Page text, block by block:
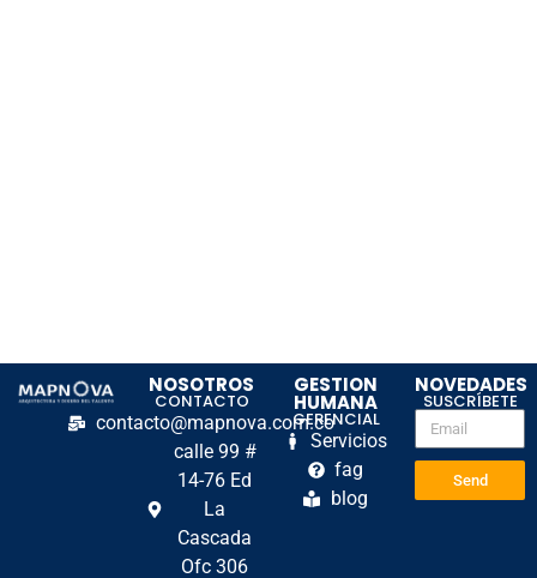
NOSOTROS
CONTACTO
contacto@mapnova.com.co
calle 99 #
14-76 Ed
La
Cascada
Ofc 306
GESTION
HUMANA
GERENCIAL
Servicios
fag
blog
NOVEDADES
SUSCRÍBETE
Send